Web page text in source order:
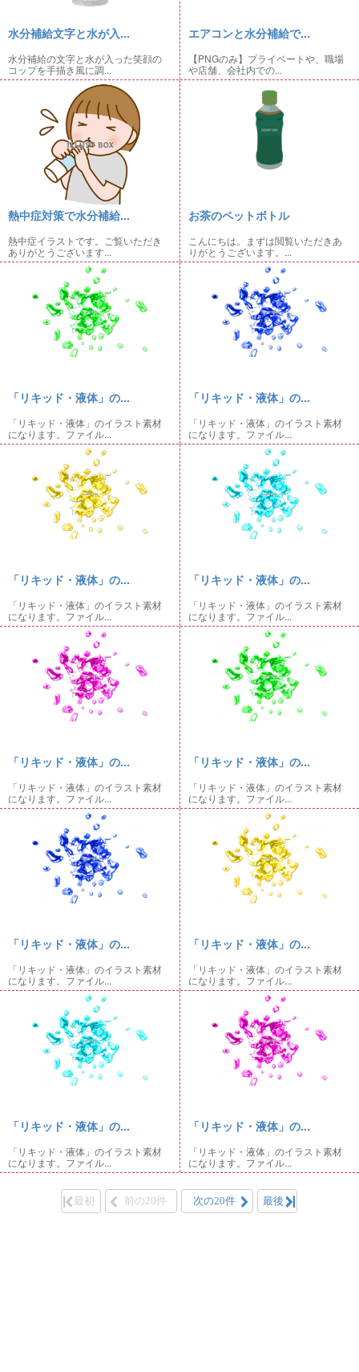
水分補給文字と水が入...
水分補給の文字と水が入った笑顔の
コップを手描き風に調...
エアコンと水分補給で...
【PNGのみ】プライベートや、職場
や店舗、会社内での...
熱中症対策で水分補給...
熱中症イラストです。ご覧いただき
ありがとうございます...
お茶のペットボトル
こんにちは。まずは閲覧いただきあ
りがとうございます。...
「リキッド・液体」の...
「リキッド・液体」のイラスト素材
になります。ファイル...
「リキッド・液体」の...
「リキッド・液体」のイラスト素材
になります。ファイル...
「リキッド・液体」の...
「リキッド・液体」のイラスト素材
になります。ファイル...
「リキッド・液体」の...
「リキッド・液体」のイラスト素材
になります。ファイル...
「リキッド・液体」の...
「リキッド・液体」のイラスト素材
になります。ファイル...
「リキッド・液体」の...
「リキッド・液体」のイラスト素材
になります。ファイル...
「リキッド・液体」の...
「リキッド・液体」のイラスト素材
になります。ファイル...
「リキッド・液体」の...
「リキッド・液体」のイラスト素材
になります。ファイル...
「リキッド・液体」の...
「リキッド・液体」のイラスト素材
になります。ファイル...
「リキッド・液体」の...
「リキッド・液体」のイラスト素材
になります。ファイル...
最初 前の20件 次の20件 最後